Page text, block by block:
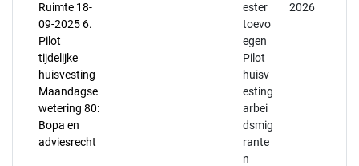
Ruimte 18-
09-2025 6.
Pilot
tijdelijke
huisvesting
Maandagse
wetering 80:
Bopa en
adviesrecht
ester
toevo
egen
Pilot
huisv
esting
arbei
dsmig
rante
n
2026